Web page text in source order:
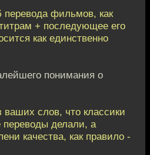
перевода фильмов, как
+ последующее его
как единственно
понимания о
слов, что классики
переводы делали, а
качества, как правило -